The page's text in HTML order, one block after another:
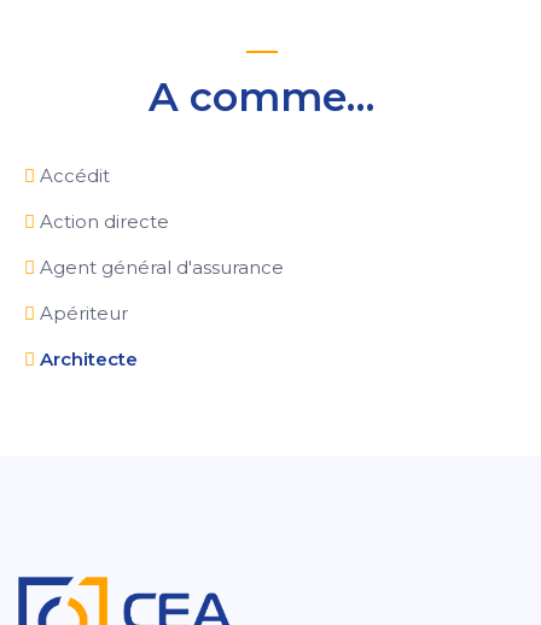
A comme…
Accédit
Action directe
Agent général d'assurance
Apériteur
Architecte